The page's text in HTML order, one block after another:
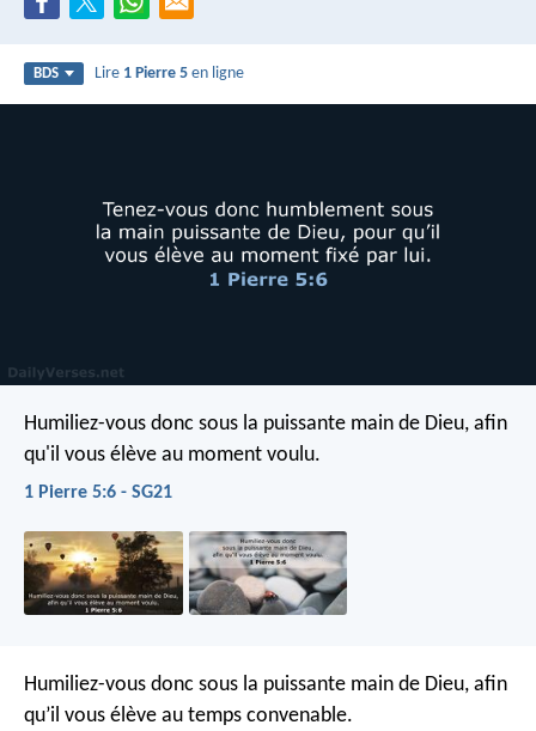
BDS Lire 1 Pierre 5 en ligne
Humiliez-vous donc sous la puissante main de Dieu, afin
qu'il vous élève au moment voulu.
1 Pierre 5:6 - SG21
Humiliez-vous donc sous la puissante main de Dieu, afin
qu’il vous élève au temps convenable.